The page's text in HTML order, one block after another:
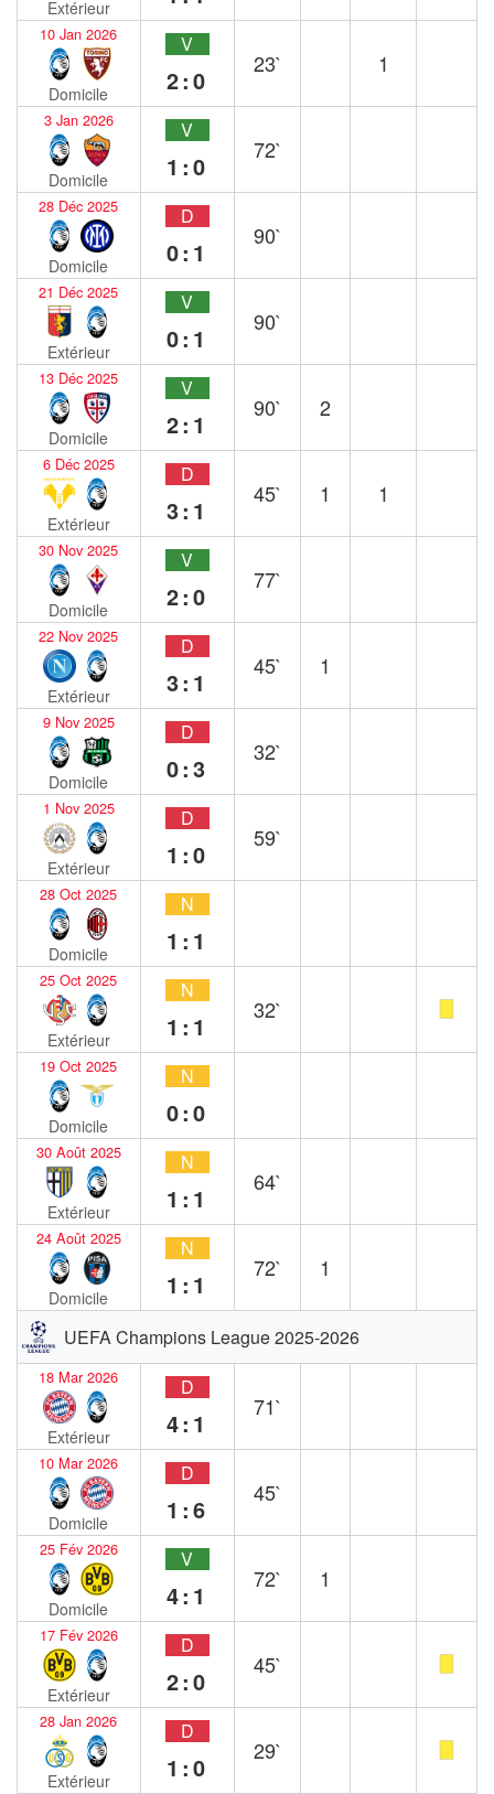
Extérieur
10 Jan 2026
Domicile
V
2:0
23` 1
3 Jan 2026
Domicile
V
1:0
72`
28 Déc 2025
Domicile
D
0:1
90`
21 Déc 2025
Extérieur
V
0:1
90`
13 Déc 2025
Domicile
V
2:1
90` 2
6 Déc 2025
Extérieur
D
3:1
45` 1 1
30 Nov 2025
Domicile
V
2:0
77`
22 Nov 2025
Extérieur
D
3:1
45` 1
9 Nov 2025
Domicile
D
0:3
32`
1 Nov 2025
Extérieur
D
1:0
59`
28 Oct 2025
Domicile
N
1:1
25 Oct 2025
Extérieur
N
1:1
32`
19 Oct 2025
Domicile
N
0:0
30 Août 2025
Extérieur
N
1:1
64`
24 Août 2025
Domicile
N
1:1
72` 1
UEFA Champions League 2025-2026
18 Mar 2026
Extérieur
D
4:1
71`
10 Mar 2026
Domicile
D
1:6
45`
25 Fév 2026
Domicile
V
4:1
72` 1
17 Fév 2026
Extérieur
D
2:0
45`
28 Jan 2026
Extérieur
D
1:0
29`